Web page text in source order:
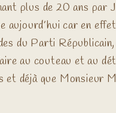
plus de 20 ans
aujourd’hui car en
du Parti
au couteau et au
déjà que Monsieur